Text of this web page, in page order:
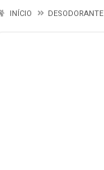
INÍCIO DESODORANTE